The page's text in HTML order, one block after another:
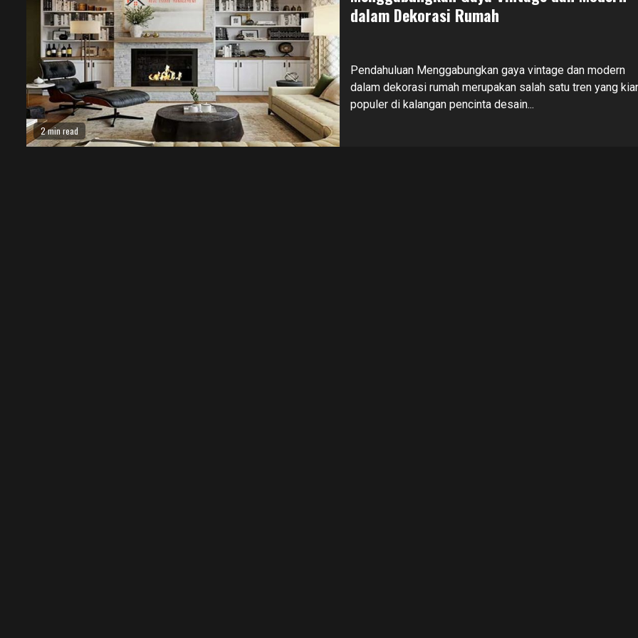
2 min read
dalam Dekorasi Rumah
Pendahuluan Menggabungkan gaya vintage dan modern
dalam dekorasi rumah merupakan salah satu tren yang
populer di kalangan pencinta desain...